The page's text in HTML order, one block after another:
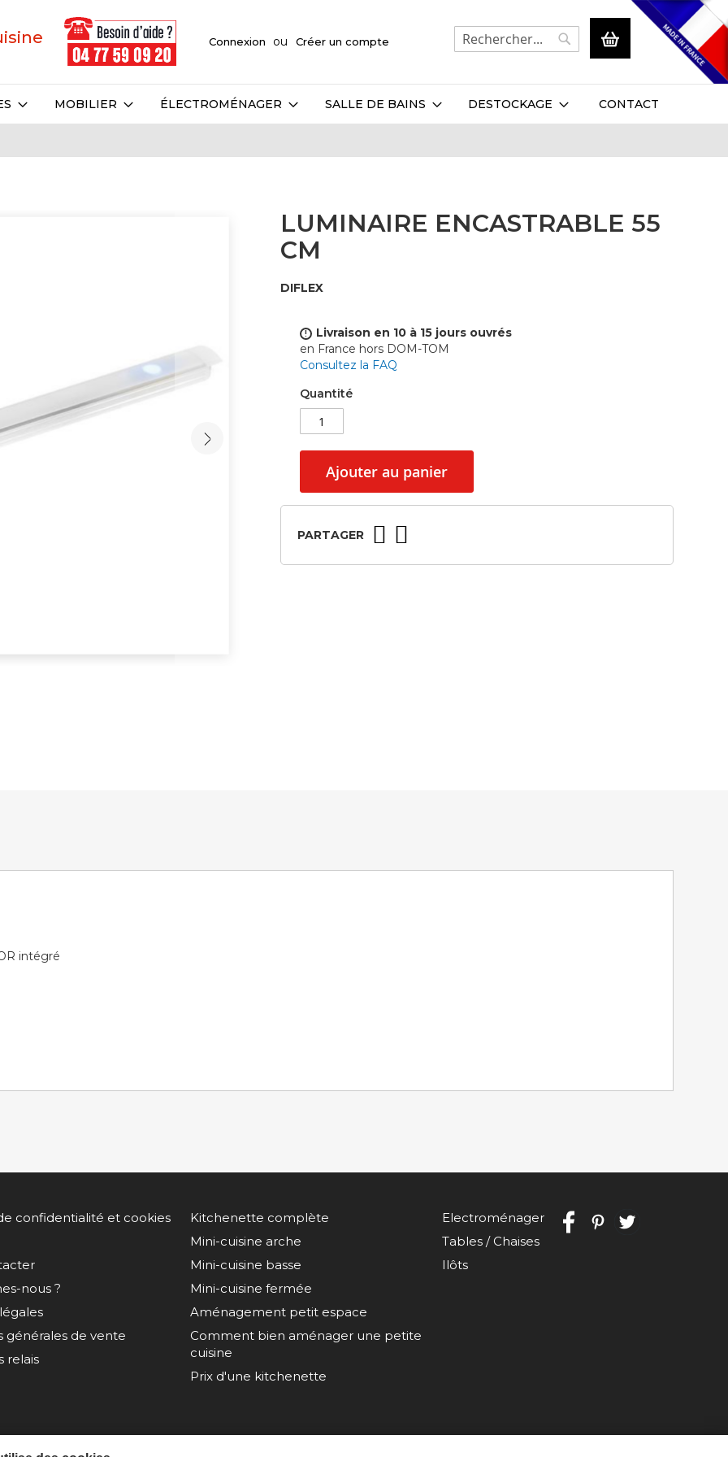
Connexion Créer un compte
Mon panier
Rechercher
Rechercher
MOBILIER ÉLECTROMÉNAGER SALLE DE BAINS DESTOCKAGE CONTACT
LUMINAIRE ENCASTRABLE 55
CM
DIFLEX
!
Livraison en 10 à 15 jours ouvrés
en France hors DOM-TOM
Consultez la FAQ
Quantité
Ajouter au panier
PARTAGER
intégré
confidentialité et cookies
nous ?
générales de vente
relais
Kitchenette complète
Mini-cuisine arche
Mini-cuisine basse
Mini-cuisine fermée
Aménagement petit espace
Comment bien aménager une petite
cuisine
Prix d'une kitchenette
Electroménager
Tables / Chaises
Ilôts